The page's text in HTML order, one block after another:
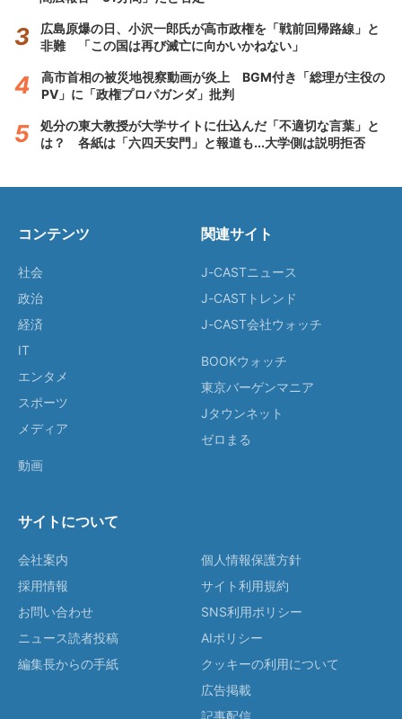
広島原爆の日、小沢一郎氏が高市政権を「戦前回帰路線」と
非難 「この国は再び滅亡に向かいかねない」
高市首相の被災地視察動画が炎上 BGM付き「総理が主役の
PV」に「政権プロパガンダ」批判
処分の東大教授が大学サイトに仕込んだ「不適切な言葉」と
は？ 各紙は「六四天安門」と報道も...大学側は説明拒否
コンテンツ
社会
政治
経済
IT
エンタメ
スポーツ
メディア
動画
関連サイト
J-CASTニュース
J-CASTトレンド
J-CAST会社ウォッチ
BOOKウォッチ
東京バーゲンマニア
Jタウンネット
ゼロまる
サイトについて
会社案内
採用情報
お問い合わせ
ニュース読者投稿
編集長からの手紙
個人情報保護方針
サイト利用規約
SNS利用ポリシー
AIポリシー
クッキーの利用について
広告掲載